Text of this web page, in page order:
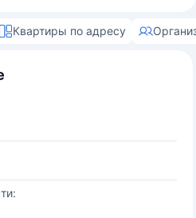
Квартиры по адресу